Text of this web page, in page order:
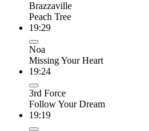
Brazzaville
Peach Tree
19:29
Noa
Missing Your Heart
19:24
3rd Force
Follow Your Dream
19:19